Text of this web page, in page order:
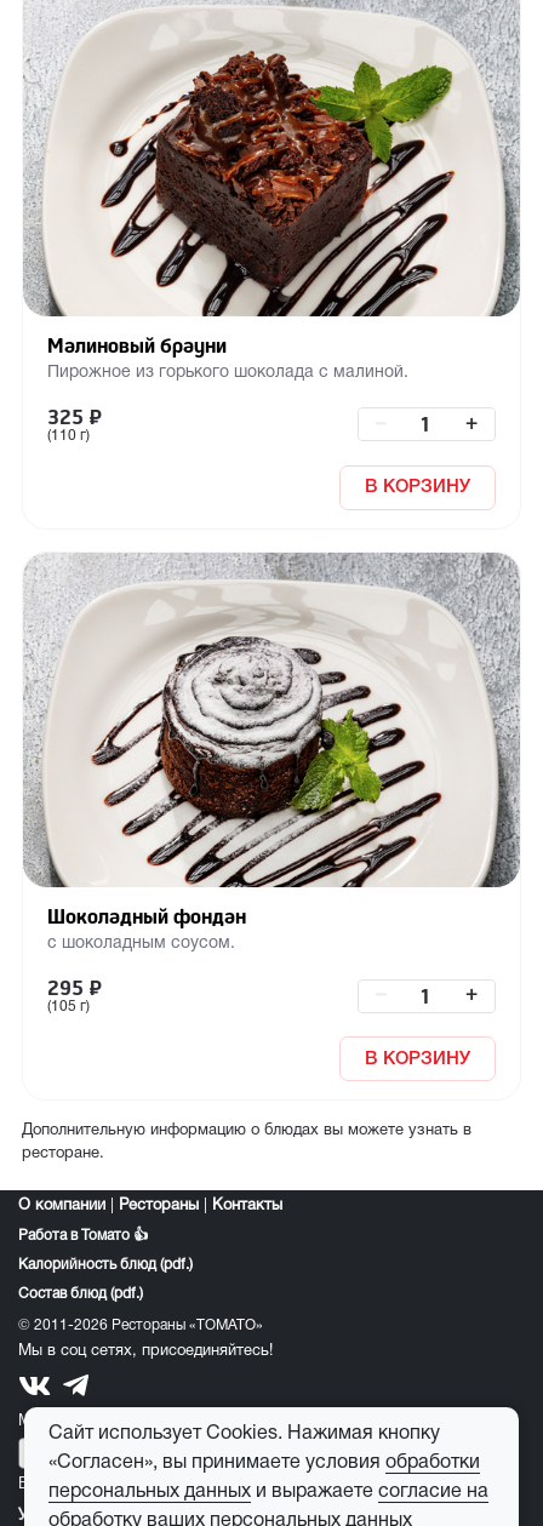
Малиновый брауни
Пирожное из горького шоколада с малиной.
325 ₽
(110 г)
+
В КОРЗИНУ
Шоколадный фондан
с шоколадным соусом.
295 ₽
(105 г)
+
В КОРЗИНУ
Дополнительную информацию о блюдах вы можете узнать в
ресторане.
О компании Рестораны Контакты
Работа в Томато 👍
Калорийность блюд (pdf.)
Состав блюд (pdf.)
© 2011-2026 Рестораны «ТОМАТО»
Мы в соц сетях, присоединяйтесь!
Мобильное приложение томато:
E-mail для обратной связи: feedback@tomato-pizza.ru
Условия обработки персональных данных
Сайт использует Cookies. Нажимая кнопку
«Согласен», вы принимаете условия обработки
персональных данных и выражаете согласие на
обработку ваших персональных данных